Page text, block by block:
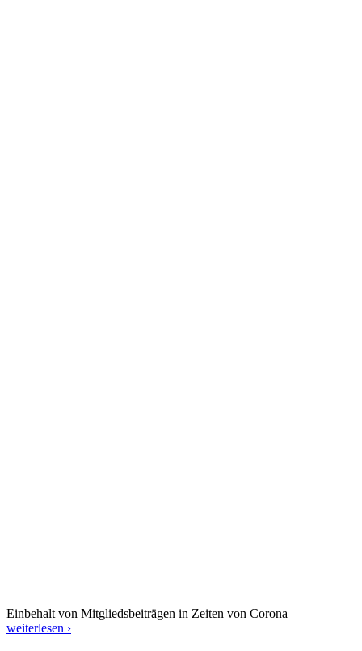
Einbehalt von Mitgliedsbeiträgen in Zeiten von Corona
weiterlesen ›